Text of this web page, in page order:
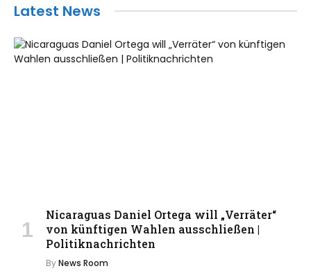
Latest News
Nicaraguas Daniel Ortega will „Verräter“
von künftigen Wahlen ausschließen |
Politiknachrichten
ByNews Room